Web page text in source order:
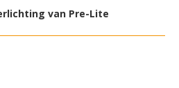
van Pre-Lite